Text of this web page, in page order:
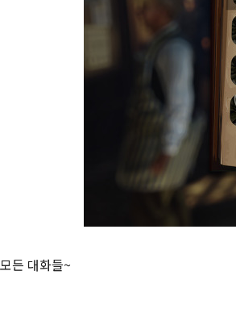
모든 대화들~